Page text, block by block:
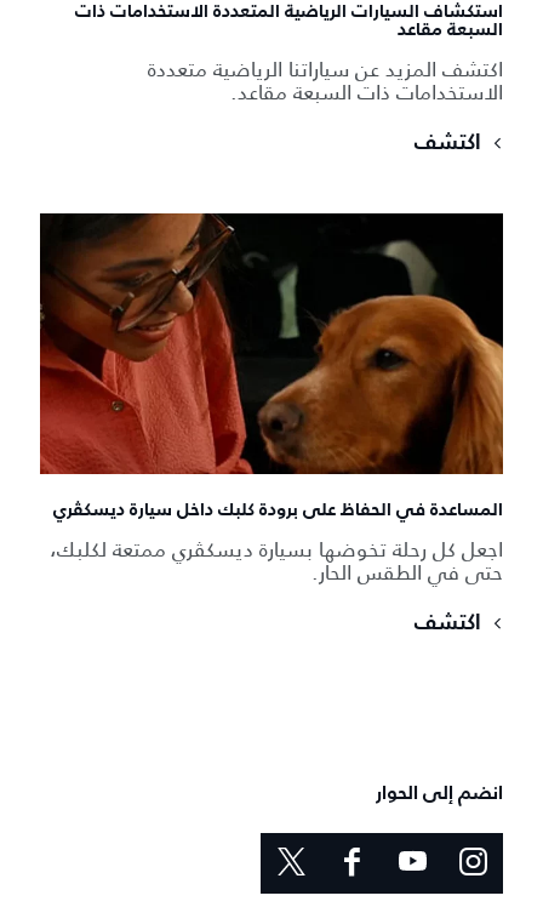
استكشاف السيارات الرياضية المتعددة الاستخدامات ذات
السبعة مقاعد
اكتشف المزيد عن سياراتنا الرياضية متعددة
الاستخدامات ذات السبعة مقاعد.
اكتشف
المساعدة في الحفاظ على برودة كلبك داخل سيارة ديسكڤري
اجعل كل رحلة تخوضها بسيارة ديسكڤري ممتعة لكلبك،
حتى في الطقس الحار.
اكتشف
انضم إلى الحوار